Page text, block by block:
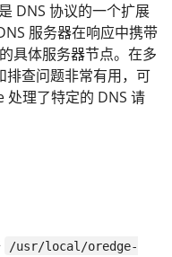
DNS 协议的一个扩展
服务器在响应中携带
具体服务器节点。在多
排查问题非常有用，可
处理了特定的 DNS 请
/usr/local/oredge-